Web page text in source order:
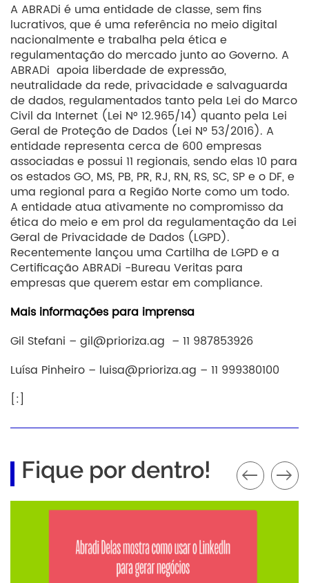
A ABRADi é uma entidade de classe, sem fins
lucrativos, que é uma referência no meio digital
nacionalmente e trabalha pela ética e
regulamentação do mercado junto ao Governo. A
ABRADi apoia liberdade de expressão,
neutralidade da rede, privacidade e salvaguarda
de dados, regulamentados tanto pela Lei do Marco
Civil da Internet (Lei N° 12.965/14) quanto pela Lei
Geral de Proteção de Dados (Lei N° 53/2016). A
entidade representa cerca de 600 empresas
associadas e possui 11 regionais, sendo elas 10 para
os estados GO, MS, PB, PR, RJ, RN, RS, SC, SP e o DF, e
uma regional para a Região Norte como um todo.
A entidade atua ativamente no compromisso da
ética do meio e em prol da regulamentação da Lei
Geral de Privacidade de Dados (LGPD).
Recentemente lançou uma Cartilha de LGPD e a
Certificação ABRADi -Bureau Veritas para
empresas que querem estar em compliance.
Mais informações para imprensa
Gil Stefani – gil@prioriza.ag – 11 987853926
Luísa Pinheiro – luisa@prioriza.ag – 11 999380100
[:]
Fique por dentro!